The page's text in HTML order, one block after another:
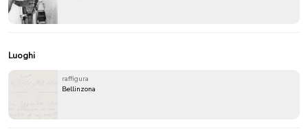
Luoghi
raffigura
Bellinzona